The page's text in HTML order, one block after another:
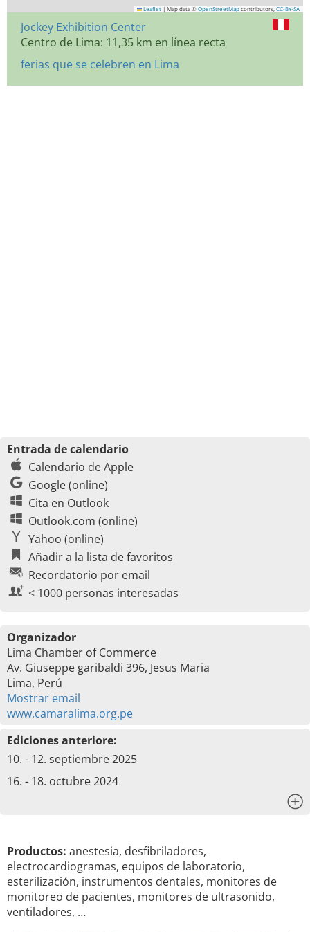
Leaflet | Map data © OpenStreetMap contributors, CC-BY-SA
Jockey Exhibition Center
Centro de Lima: 11,35 km en línea recta
ferias que se celebren en Lima
Entrada de calendario
Calendario de Apple
Google (online)
Cita en Outlook
Outlook.com (online)
Yahoo (online)
Añadir a la lista de favoritos
Recordatorio por email
< 1000 personas interesadas
Organizador
Lima Chamber of Commerce
Av. Giuseppe garibaldi 396, Jesus Maria
Lima, Perú
Mostrar email
www.camaralima.org.pe
Ediciones anteriore:
10. - 12. septiembre 2025
16. - 18. octubre 2024
Productos: anestesia, desfibriladores,
electrocardiogramas, equipos de laboratorio,
esterilización, instrumentos dentales, monitores de
monitoreo de pacientes, monitores de ultrasonido,
ventiladores, …